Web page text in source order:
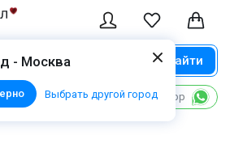
- Москва
Выбрать другой город
Найти
Написать в WhatsApp